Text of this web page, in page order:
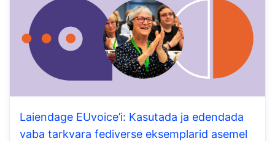
Laiendage EUvoice’i: Kasutada ja edendada
vaba tarkvara fediverse eksemplarid asemel